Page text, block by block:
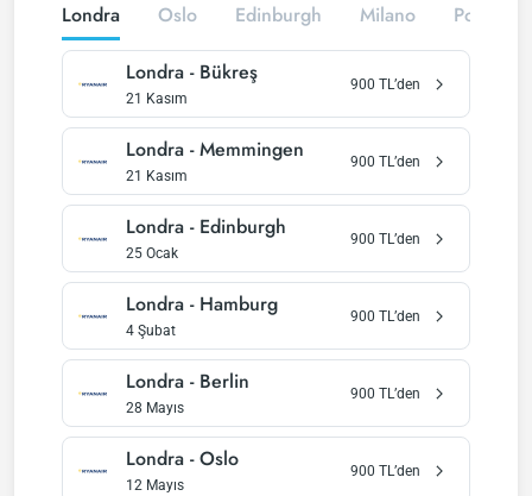
Londra Oslo Edinburgh Milano
Londra - Bükreş
21 Kasım
900 TL’den
Londra -Memmingen
21 Kasım
900 TL’den
Londra - Edinburgh
25 Ocak
900 TL’den
Londra - Hamburg
4 Şubat
900 TL’den
Londra - Berlin
28 Mayıs
900 TL’den
Londra -Oslo
12 Mayıs
900 TL’den